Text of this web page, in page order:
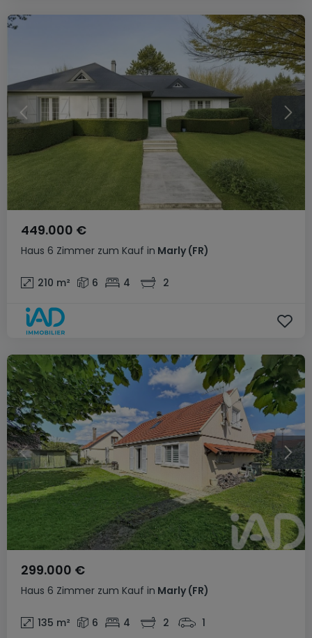
Haus 6 Zimmer zum Kauf in Marly (FR)
449.000 €
210 m² 6 4 2
Haus 6 Zimmer zum Kauf in Marly (FR)
299.000 €
135 m² 6 4 2 1